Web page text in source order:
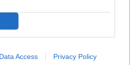
Data Access Privacy Policy